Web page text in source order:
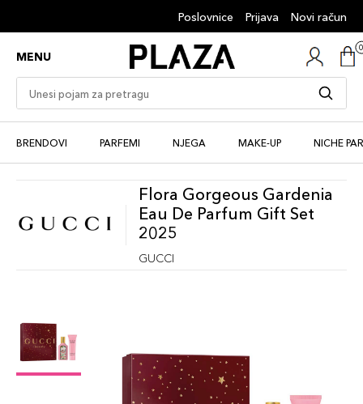
Poslovnice Prijava Novi račun
MENU
BRENDOVI PARFEMI NJEGA MAKE-UP NICHE
Flora Gorgeous Gardenia
Eau De Parfum Gift Set
2025
GUCCI